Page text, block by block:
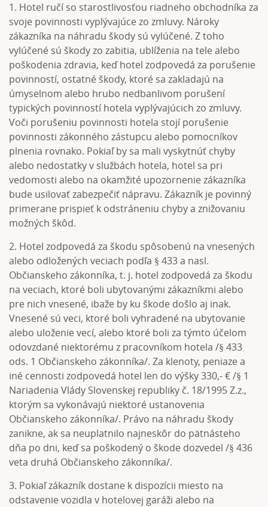
1. Hotel ručí so starostlivosťou riadneho obchodníka za
svoje povinnosti vyplývajúce zo zmluvy. Nároky
zákazníka na náhradu škody sú vylúčené. Z toho
vylúčené sú škody zo zabitia, ublíženia na tele alebo
poškodenia zdravia, keď hotel zodpovedá za porušenie
povinností, ostatné škody, ktoré sa zakladajú na
úmyselnom alebo hrubo nedbanlivom porušení
typických povinností hotela vyplývajúcich zo zmluvy.
Voči porušeniu povinnosti hotela stojí porušenie
povinnosti zákonného zástupcu alebo pomocníkov
plnenia rovnako. Pokiaľ by sa mali vyskytnúť chyby
alebo nedostatky v službách hotela, hotel sa pri
vedomosti alebo na okamžité upozornenie zákazníka
bude usilovať zabezpečiť nápravu. Zákazník je povinný
primerane prispieť k odstráneniu chyby a znižovaniu
možných škôd.
2. Hotel zodpovedá za škodu spôsobenú na vnesených
alebo odložených veciach podľa § 433 a nasl.
Občianskeho zákonníka, t. j. hotel zodpovedá za škodu
na veciach, ktoré boli ubytovanými zákazníkmi alebo
pre nich vnesené, ibaže by ku škode došlo aj inak.
Vnesené sú veci, ktoré boli vyhradené na ubytovanie
alebo uloženie vecí, alebo ktoré boli za týmto účelom
odovzdané niektorému z pracovníkom hotela /§ 433
ods. 1 Občianskeho zákonníka/. Za klenoty, peniaze a
iné cennosti zodpovedá hotel len do výšky 330,- € /§ 1
Nariadenia Vlády Slovenskej republiky č. 18/1995 Z.z.,
ktorým sa vykonávajú niektoré ustanovenia
Občianskeho zákonníka/. Právo na náhradu škody
zanikne, ak sa neuplatnilo najneskôr do pätnásteho
dňa po dni, keď sa poškodený o škode dozvedel /§ 436
veta druhá Občianskeho zákonníka/.
3. Pokiaľ zákazník dostane k dispozícii miesto na
odstavenie vozidla v hotelovej garáži alebo na